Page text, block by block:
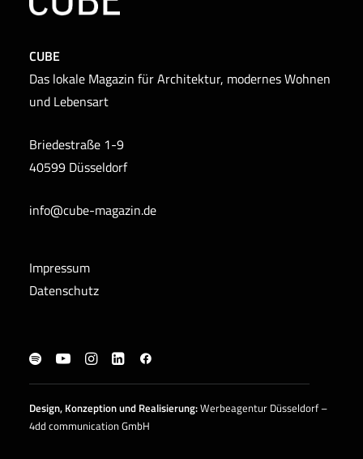
CUBE
Das lokale Magazin für Architektur, modernes Wohnen
und Lebensart
Briedestraße 1-9
40599 Düsseldorf
info@cube-magazin.de
Impressum
Datenschutz
Design, Konzeption und Realisierung:Werbeagentur Düsseldorf –
4dd communication GmbH